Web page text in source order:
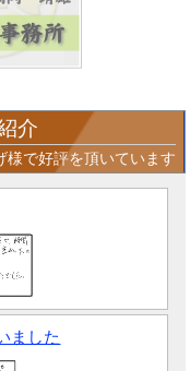
介
様で好評を頂いています
ました